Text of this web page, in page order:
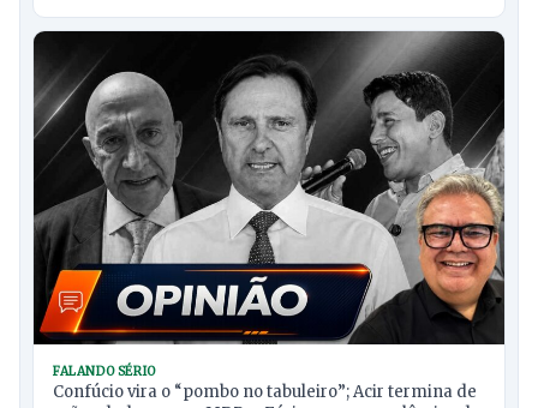
FALANDO SÉRIO
Confúcio vira o “pombo no tabuleiro”; Acir termina de